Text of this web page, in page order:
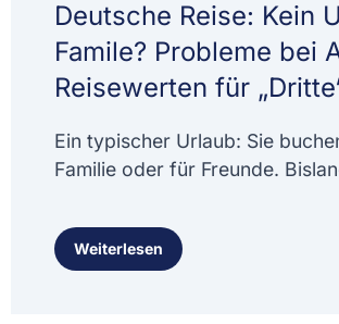
Deutsche Reise: Kein
Famile? Probleme bei
Reisewerten für
Ein typischer Urlaub: Sie
Familie oder für Freunde.
Weiterlesen